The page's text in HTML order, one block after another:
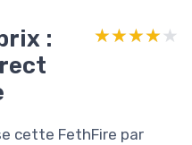
:
★★★★★
★★★★★
cette FethFire par